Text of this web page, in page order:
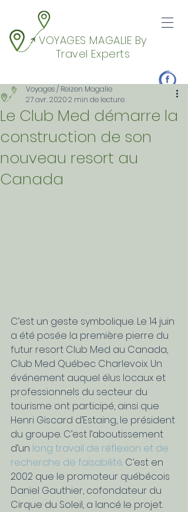
VOYAGES MAGALIE By
Travel Experts
Le Club Med démarre la
construction de son
nouveau resort au
Canada
Voyages / Reizen Magalie
27 avr. 20202 min de lecture
C’est un geste symbolique. Le 14 juin
a été posée la première pierre du
futur resort Club Med au Canada,
Club Med Québec Charlevoix. Un
événement auquel élus locaux et
professionnels du secteur du
tourisme ont participé, ainsi que
Henri Giscard d’Estaing, le président
du groupe. C’est l’aboutissement
d’un long travail de réflexion et de
recherche de faisabilité. C’est en
2002 que le promoteur québécois
Daniel Gauthier, cofondateur du
Cirque du Soleil, a lancé le projet.